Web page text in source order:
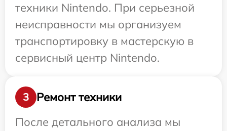
техники Nintendo. При серьезной
неисправности мы организуем
транспортировку в мастерскую в
сервисный центр Nintendo.
3
Ремонт техники
После детального анализа мы